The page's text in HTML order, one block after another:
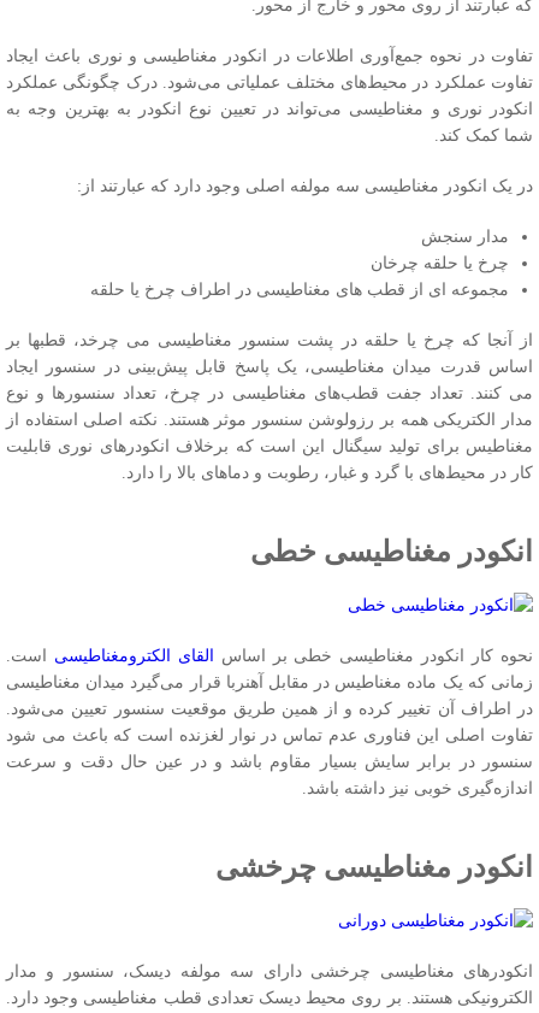
عبارتند از روی محور و خارج از محور.
در نحوه جمع‌آوری اطلاعات در انکودر مغناطیسی و نوری باعث ایجاد
عملکرد در محیط‌های مختلف عملیاتی می‌شود. درک چگونگی عملکرد
نوری و مغناطیسی می‌تواند در تعیین نوع انکودر به بهترین وجه به
کمک کند.
یک انکودر مغناطیسی سه مولفه اصلی وجود دارد که عبارتند از:
مدار سنجش
چرخ یا حلقه چرخان
مجموعه ای از قطب های مغناطیسی در اطراف چرخ یا حلقه
آنجا که چرخ یا حلقه در پشت سنسور مغناطیسی می چرخد، قطبها بر
قدرت میدان مغناطیسی، یک پاسخ قابل پیش‌بینی در سنسور ایجاد
کنند. تعداد جفت قطب‌های مغناطیسی در چرخ، تعداد سنسورها و نوع
الکتریکی همه بر رزولوشن سنسور موثر هستند. نکته اصلی استفاده از
برای تولید سیگنال این است که برخلاف انکودرهای نوری قابلیت
در محیط‌های با گرد و غبار، رطوبت و دماهای بالا را دارد.
مغناطیسی خطی
کار انکودر مغناطیسی خطی بر اساسالقای الکترومغناطیسیاست.
که یک ماده مغناطیس در مقابل آهنربا قرار می‌گیرد میدان مغناطیسی
اطراف آن تغییر کرده و از همین طریق موقعیت سنسور تعیین می‌شود.
اصلی این فناوری عدم تماس در نوار لغزنده است که باعث می شود
در برابر سایش بسیار مقاوم باشد و در عین حال دقت و سرعت
خوبی نیز داشته باشد.
مغناطیسی چرخشی
مغناطیسی چرخشی دارای سه مولفه دیسک، سنسور و مدار
هستند. بر روی محیط دیسک تعدادی قطب مغناطیسی وجود دارد.